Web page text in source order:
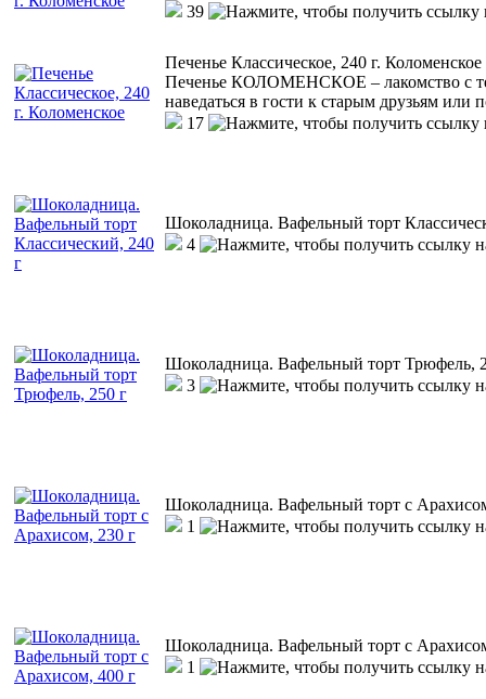
39
Печенье Классическое, 240 г. Коломенское
Печенье КОЛОМЕНСКОЕ – лакомство с
наведаться в гости к старым друзьям или
17
Шоколадница. Вафельный торт
4
Шоколадница. Вафельный торт Трюфель,
3
Шоколадница. Вафельный торт с
1
Шоколадница. Вафельный торт с
1